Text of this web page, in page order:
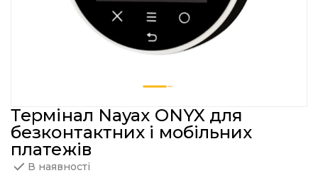
Термінал Nayax ONYX для
безконтактних і мобільних
платежів
В наявності